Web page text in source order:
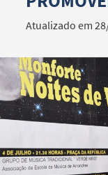
Atualizado em